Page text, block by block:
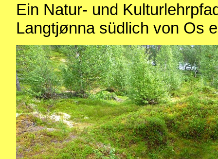
Ein Natur- und
Langtjønna südlich von Os